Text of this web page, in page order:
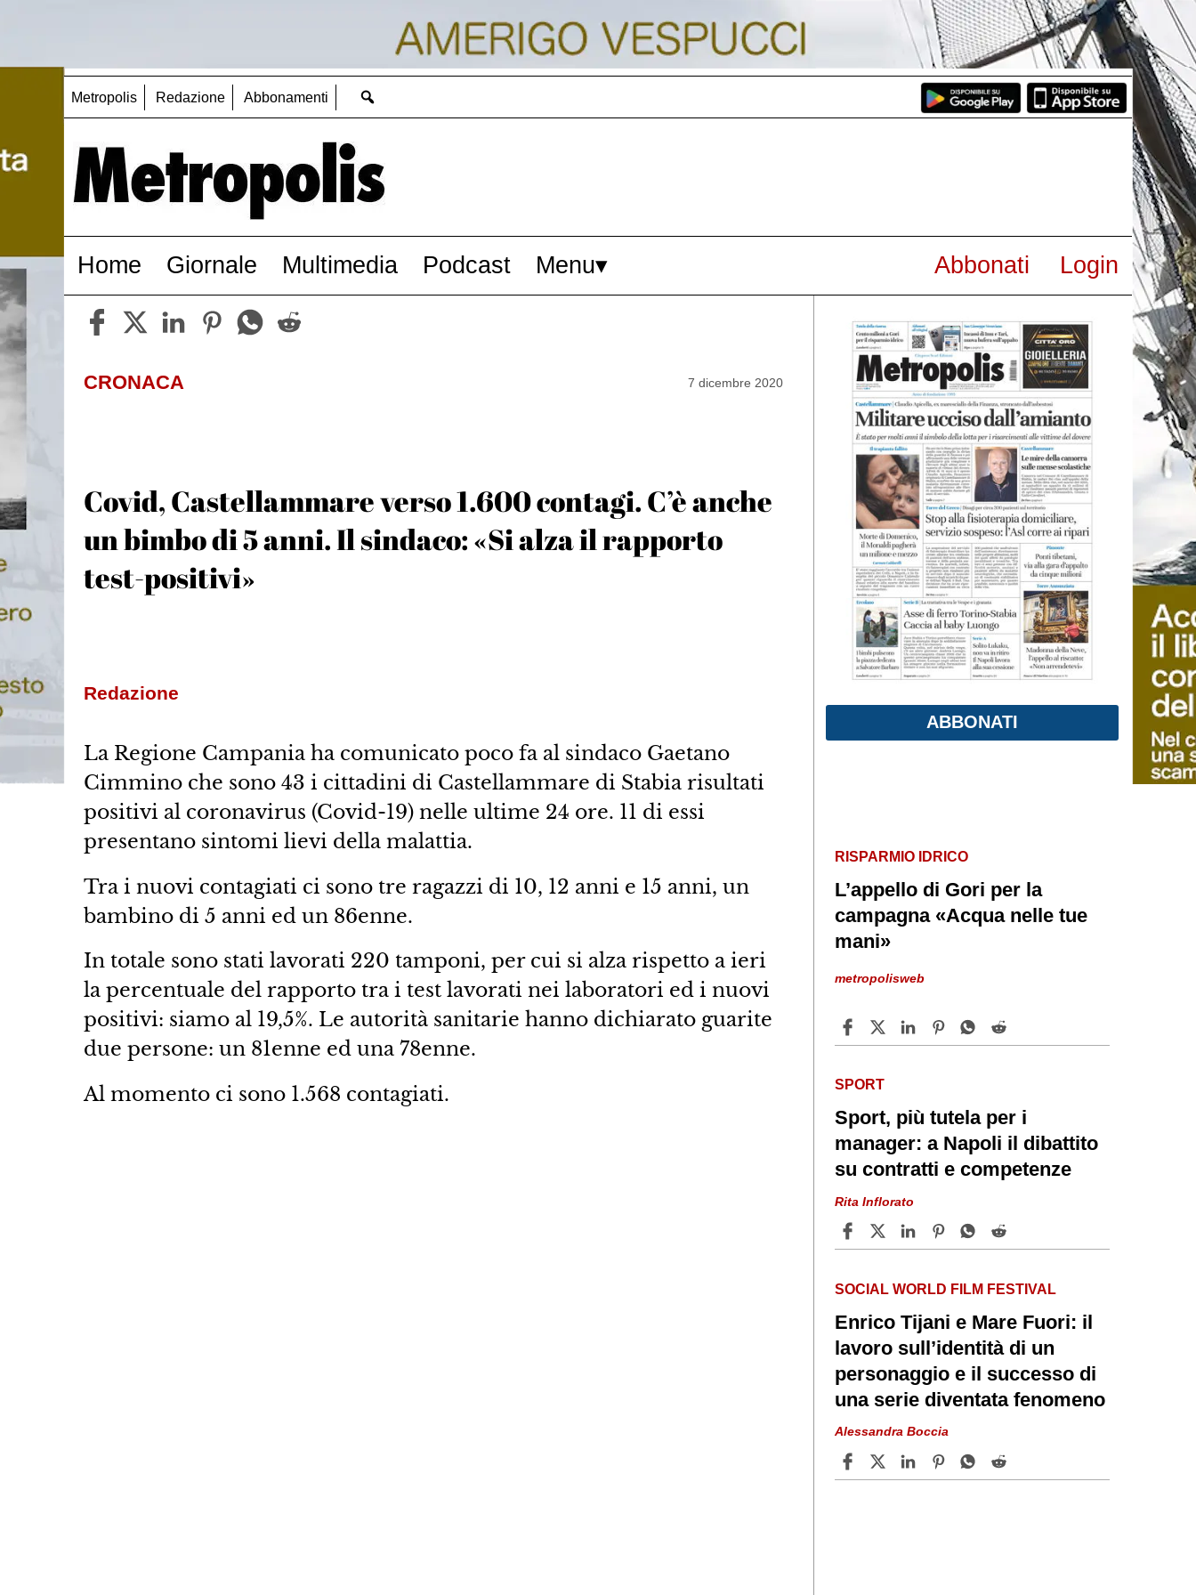
Metropolis Redazione Abbonamenti
Home Giornale Multimedia Podcast Menu Abbonati Login
CRONACA 7 dicembre 2020
Covid, Castellammare verso 1.600 contagi. C’è anche
un bimbo di 5 anni. Il sindaco: «Si alza il rapporto
test-positivi»
Redazione
La Regione Campania ha comunicato poco fa al sindaco Gaetano
Cimmino che sono 43 i cittadini di Castellammare di Stabia risultati
positivi al coronavirus (Covid-19) nelle ultime 24 ore. 11 di essi
presentano sintomi lievi della malattia.
Tra i nuovi contagiati ci sono tre ragazzi di 10, 12 anni e 15 anni, un
bambino di 5 anni ed un 86enne.
In totale sono stati lavorati 220 tamponi, per cui si alza rispetto a ieri
la percentuale del rapporto tra i test lavorati nei laboratori ed i nuovi
positivi: siamo al 19,5%. Le autorità sanitarie hanno dichiarato guarite
due persone: un 81enne ed una 78enne.
Al momento ci sono 1.568 contagiati.
ABBONATI
RISPARMIO IDRICO
L’appello di Gori per la
campagna «Acqua nelle tue
mani»
metropolisweb
SPORT
Sport, più tutela per i
manager: a Napoli il dibattito
su contratti e competenze
Rita Inflorato
SOCIAL WORLD FILM FESTIVAL
Enrico Tijani e Mare Fuori: il
lavoro sull’identità di un
personaggio e il successo di
una serie diventata fenomeno
Alessandra Boccia